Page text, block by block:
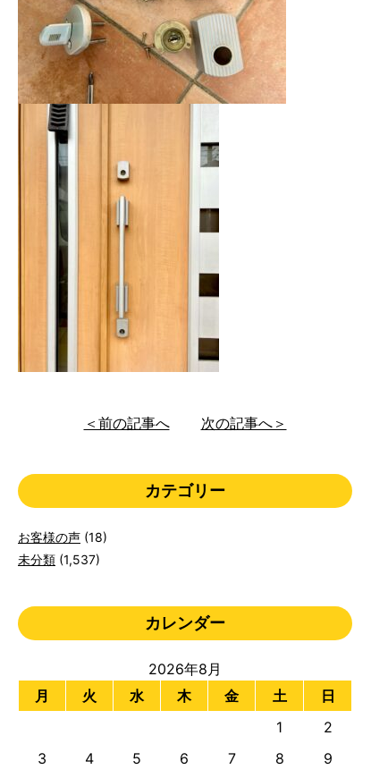
＜前の記事へ 次の記事へ＞
カテゴリー
お客様の声 (18)
未分類 (1,537)
カレンダー
2026年8月
月
火 水 木 金 土 日
1
2
3
4 5 6 7 8
9